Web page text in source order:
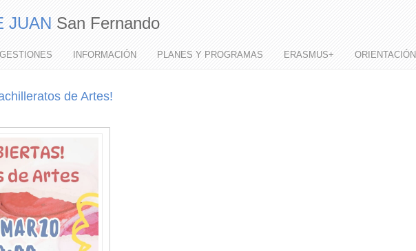
JUAN San Fernando
INFORMACIÓN PLANES Y PROGRAMAS ERASMUS+ ORIENTACIÓN
de Artes!